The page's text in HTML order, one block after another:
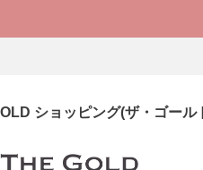
ショッピング(ザ・ゴール